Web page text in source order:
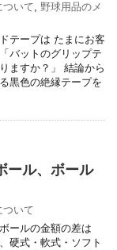
ついて, 野球用品のメ
テープは たまにお客
バットのグリップテ
ますか？」 結論から
黒色の絶縁テープを
ール、ボール
ついて
ールの金額の差は
硬式・軟式・ソフト